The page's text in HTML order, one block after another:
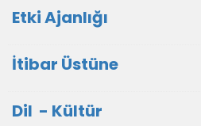
Etki Ajanlığı
İtibar Üstüne
Dil - Kültür